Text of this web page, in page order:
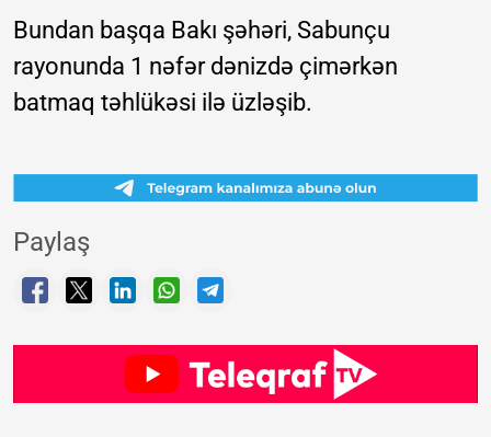
Bundan başqa Bakı şəhəri, Sabunçu
rayonunda 1 nəfər dənizdə çimərkən
batmaq təhlükəsi ilə üzləşib.
Paylaş